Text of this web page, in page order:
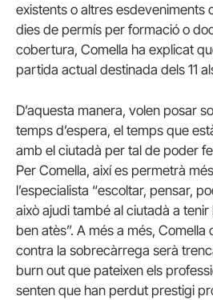
existents o altres esdeveniments
dies de permís per formació o
cobertura, Comella ha explicat
partida actual destinada dels 11
D’aquesta manera, volen posar
temps d’espera, el temps que
amb el ciutadà per tal de poder
Per Comella, així es permetrà
l’especialista “escoltar, pensar,
això ajudi també al ciutadà a tenir
ben atès”. A més a més, Comella
contra la sobrecàrrega serà
burn out que pateixen els
senten que han perdut prestigi